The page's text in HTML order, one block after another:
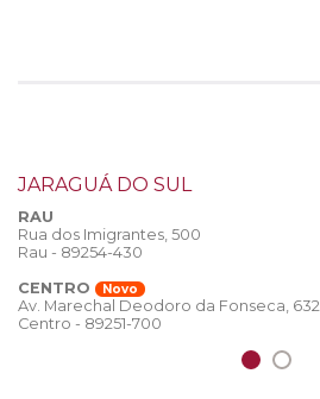
JARAGUÁ DO SUL
RAU
Rua dos Imigrantes, 500
Rau - 89254-430
CENTRO
Novo
Av. Marechal Deodoro da Fonseca, 632
Centro - 89251-700